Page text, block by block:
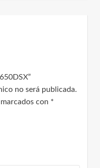
no será publicada.
con *